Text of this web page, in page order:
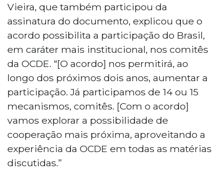
Vieira, que também participou da
assinatura do documento, explicou que o
acordo possibilita a participação do Brasil,
em caráter mais institucional, nos comitês
da OCDE. “[O acordo] nos permitirá, ao
longo dos próximos dois anos, aumentar a
participação. Já participamos de 14 ou 15
mecanismos, comitês. [Com o acordo]
vamos explorar a possibilidade de
cooperação mais próxima, aproveitando a
experiência da OCDE em todas as matérias
discutidas.”